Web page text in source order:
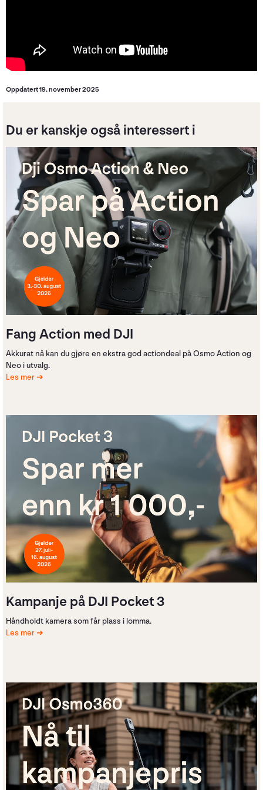
Oppdatert 19. november 2025
Du er kanskje også interessert i
Fang Action med DJI
Akkurat nå kan du gjøre en ekstra god actiondeal på Osmo Action og
Neo i utvalg.
Les mer
Kampanje på DJI Pocket 3
Håndholdt kamera som får plass i lomma.
Les mer